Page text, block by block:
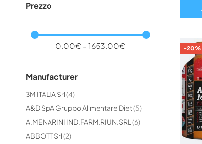
-20%
Prezzo
0.00€ - 1653.00€
Manufacturer
3M ITALIA Srl 4
elementi
A&D SpA Gruppo Alimentare Diet 5
elementi
A.MENARINI IND.FARM.RIUN.SRL
6
elementi
ABBOTT Srl 2
elementi